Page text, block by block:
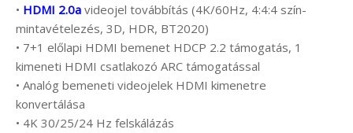
• HDMI 2.0a videojel továbbítás (4K/60Hz, 4:4:4 szín-
mintavételezés, 3D, HDR, BT2020)
• 7+1 előlapi HDMI bemenet HDCP 2.2 támogatás, 1
kimeneti HDMI csatlakozó ARC támogatással
• Analóg bemeneti videojelek HDMI kimenetre
konvertálása
• 4K 30/25/24 Hz felskálázás